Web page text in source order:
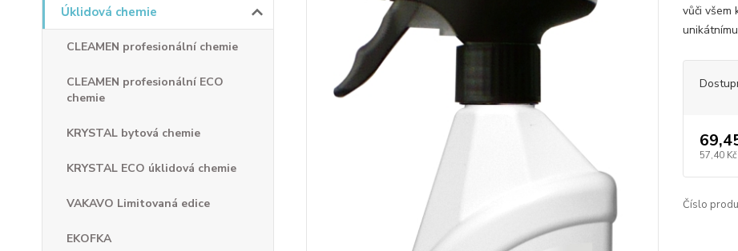
Úklidová chemie
CLEAMEN profesionální chemie
CLEAMEN profesionální ECO
chemie
KRYSTAL bytová chemie
KRYSTAL ECO úklidová chemie
VAKAVO Limitovaná edice
EKOFKA
vůči všem
57,40 Kč
Číslo